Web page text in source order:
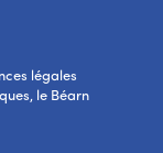
légales
le Béarn